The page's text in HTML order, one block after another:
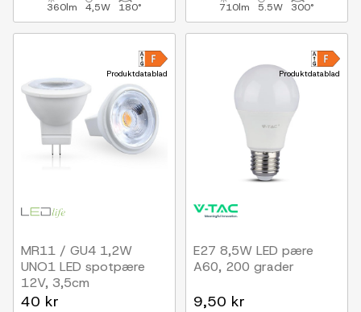
360lm 4,5W 180° 710lm 5.5W 300°
Produktdatablad
MR11 / GU4 1,2W
UNO1 LED spotpære
12V, 3,5cm
40 kr
Produktdatablad
E27 8,5W LED pære
A60, 200 grader
9,50 kr